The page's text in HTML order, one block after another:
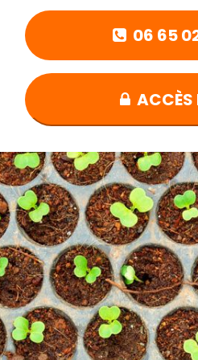
06 65
ACCÈS